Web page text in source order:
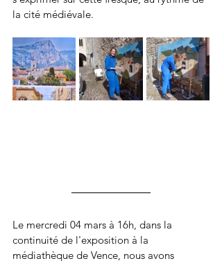
la cité médiévale.
Le mercredi 04 mars à 16h, dans la
continuité de l'exposition à la
médiathèque de Vence, nous avons